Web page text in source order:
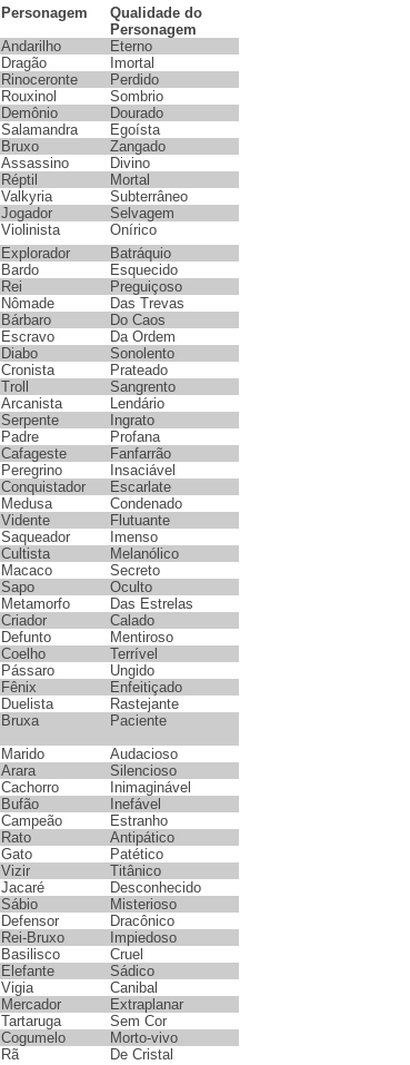
Personagem
Qualidade do
Personagem
Andarilho
Eterno
Dragão
Imortal
Rinoceronte
Perdido
Rouxinol
Sombrio
Demônio
Dourado
Salamandra
Egoísta
Bruxo
Zangado
Assassino
Divino
Réptil
Mortal
Valkyria
Subterrâneo
Jogador
Selvagem
Violinista
Onírico
Explorador
Batráquio
Bardo
Esquecido
Rei
Preguiçoso
Nômade
Das Trevas
Bárbaro
Do Caos
Escravo
Da Ordem
Diabo
Sonolento
Cronista
Prateado
Troll
Sangrento
Arcanista
Lendário
Serpente
Ingrato
Padre
Profana
Cafageste
Fanfarrão
Peregrino
Insaciável
Conquistador
Escarlate
Medusa
Condenado
Vidente
Flutuante
Saqueador
Imenso
Cultista
Melanólico
Macaco
Secreto
Sapo
Oculto
Metamorfo
Das Estrelas
Criador
Calado
Defunto
Mentiroso
Coelho
Terrível
Pássaro
Ungido
Fênix
Enfeitiçado
Duelista
Rastejante
Bruxa
Paciente
Marido
Audacioso
Arara
Silencioso
Cachorro
Inimaginável
Bufão
Inefável
Campeão
Estranho
Rato
Antipático
Gato
Patético
Vizir
Titânico
Jacaré
Desconhecido
Sábio
Misterioso
Defensor
Dracônico
Rei-Bruxo
Impiedoso
Basilisco
Cruel
Elefante
Sádico
Vigia
Canibal
Mercador
Extraplanar
Tartaruga
Sem Cor
Cogumelo
Morto-vivo
Rã
De Cristal